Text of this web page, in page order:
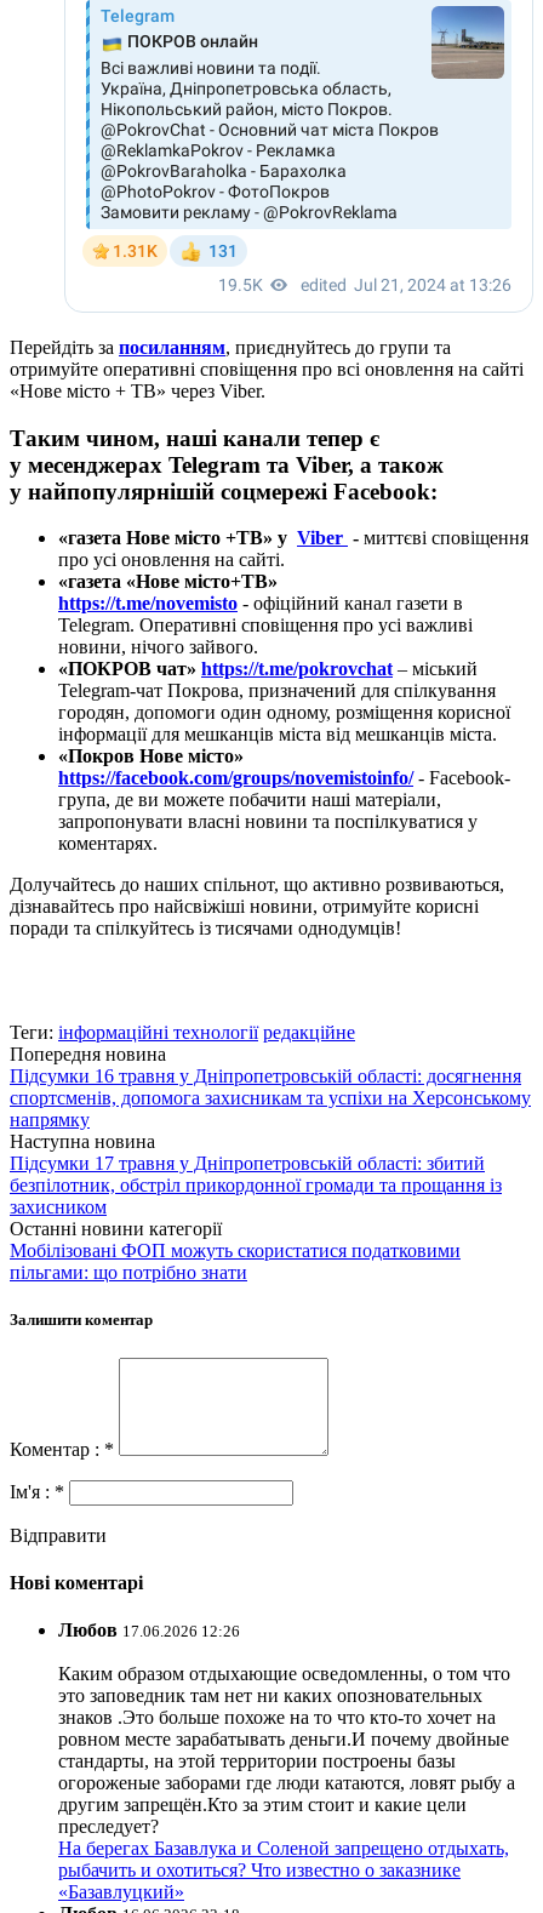
Перейдіть за посиланням, приєднуйтесь до групи та
отримуйте оперативні сповіщення про всі оновлення на сайті
«Нове місто + ТВ» через Viber.
Таким чином, наші канали тепер є
у месенджерах Telegram та Viber, а також
у найпопулярнішій соцмережі Facebook:
«газета Нове місто +ТВ» у Viber - миттєві сповіщення
про усі оновлення на сайті.
«газета «Нове місто+ТВ»
https://t.me/novemisto - офіційний канал газети в
Telegram. Оперативні сповіщення про усі важливі
новини, нічого зайвого.
«ПОКРОВ чат» https://t.me/pokrovchat – міський
Telegram-чат Покрова, призначений для спілкування
городян, допомоги один одному, розміщення корисної
інформації для мешканців міста від мешканців міста.
«Покров Нове місто»
https://facebook.com/groups/novemistoinfo/ - Facebook-
група, де ви можете побачити наші матеріали,
запропонувати власні новини та поспілкуватися у
коментарях.
Долучайтесь до наших спільнот, що активно розвиваються,
дізнавайтесь про найсвіжіші новини, отримуйте корисні
поради та спілкуйтесь із тисячами однодумців!
Теги: інформаційні технології редакційне
Попередня новина
Підсумки 16 травня у Дніпропетровській області: досягнення
спортсменів, допомога захисникам та успіхи на Херсонському
напрямку
Наступна новина
Підсумки 17 травня у Дніпропетровській області: збитий
безпілотник, обстріл прикордонної громади та прощання із
захисником
Останні новини категорії
Мобілізовані ФОП можуть скористатися податковими
пільгами: що потрібно знати
Залишити коментар
Коментар : *
Ім'я : *
Відправити
Нові коментарі
Любов 17.06.2026 12:26
Каким образом отдыхающие осведомленны, о том что
это заповедник там нет ни каких опозновательных
знаков .Это больше похоже на то что кто-то хочет на
ровном месте зарабатывать деньги.И почему двойные
стандарты, на этой территории построены базы
огороженые заборами где люди катаются, ловят рыбу а
другим запрещён.Кто за этим стоит и какие цели
преследует?
На берегах Базавлука и Соленой запрещено отдыхать,
рыбачить и охотиться? Что известно о заказнике
«Базавлуцкий»